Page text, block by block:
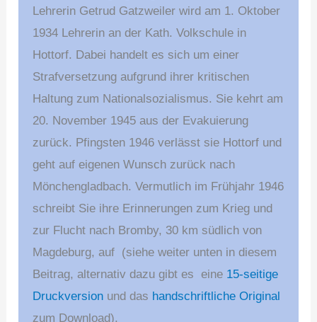
Lehrerin Getrud Gatzweiler wird am 1. Oktober
1934 Lehrerin an der Kath. Volkschule in
Hottorf. Dabei handelt es sich um einer
Strafversetzung aufgrund ihrer kritischen
Haltung zum Nationalsozialismus. Sie kehrt am
20. November 1945 aus der Evakuierung
zurück. Pfingsten 1946 verlässt sie Hottorf und
geht auf eigenen Wunsch zurück nach
Mönchengladbach. Vermutlich im Frühjahr 1946
schreibt Sie ihre Erinnerungen zum Krieg und
zur Flucht nach Bromby, 30 km südlich von
Magdeburg, auf (siehe weiter unten in diesem
Beitrag, alternativ dazu gibt es eine 15-seitige
Druckversion und das handschriftliche Original
zum Download).